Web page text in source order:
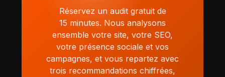
Réservez un audit gratuit de
15 minutes. Nous analysons
ensemble votre site, votre SEO,
votre présence sociale et vos
campagnes, et vous repartez avec
trois recommandations chiffrées,